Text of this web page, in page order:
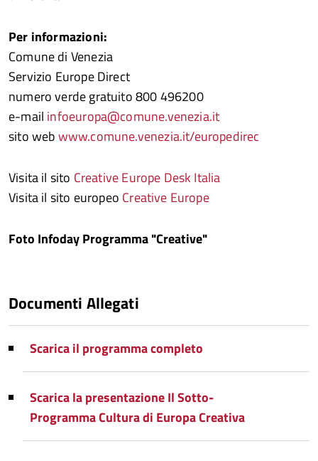
Per informazioni:
Comune di Venezia
Servizio Europe Direct
numero verde gratuito 800 496200
e-mail infoeuropa@comune.venezia.it
sito webwww.comune.venezia.it/europedirec
Visita il sito Creative Europe Desk Italia
Visita il sito europeo Creative Europe
Foto Infoday Programma "Creative"
Documenti Allegati
Scarica il programma completo
Scarica la presentazione Il Sotto-
Programma Cultura di Europa Creativa